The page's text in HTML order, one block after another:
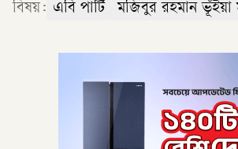
বিষয়: এবি পার্টি মজিবুর রহমান ভূঁইয়া